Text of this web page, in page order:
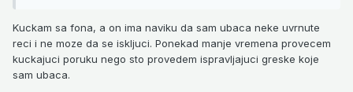
Kuckam sa fona, a on ima naviku da sam ubaca neke uvrnute
reci i ne moze da se iskljuci. Ponekad manje vremena provecem
kuckajuci poruku nego sto provedem ispravljajuci greske koje
sam ubaca.